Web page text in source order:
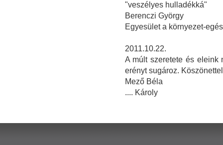
"veszélyes hulladékká"
Berenczi György
Egyesület a környezet-
2011.10.22.
A múlt szeretete és eleink
erényt sugároz.
Mező Béla
.... Károly